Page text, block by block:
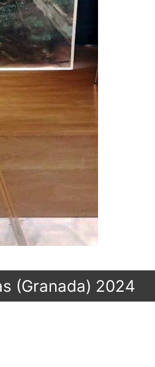
(Granada) 2024